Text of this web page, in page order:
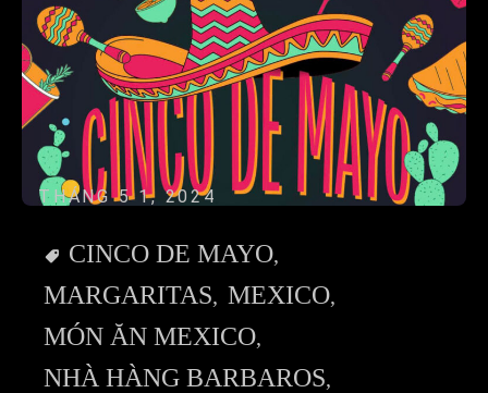
THÁNG 5 1, 2024
CINCO DE MAYO
MARGARITAS MEXICO
MÓN ĂN MEXICO
NHÀ HÀNG BARBAROS